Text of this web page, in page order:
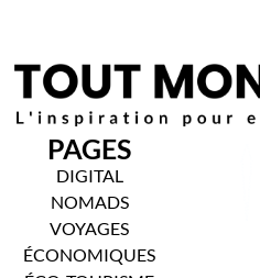
PAGES
DIGITAL
NOMADS
VOYAGES
ÉCONOMIQUES